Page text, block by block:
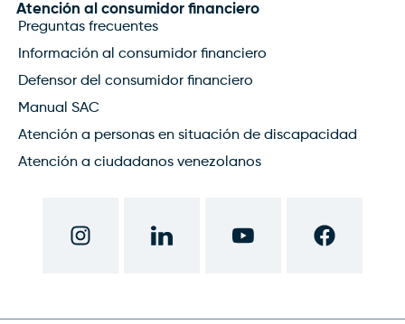
Atención al consumidor financiero
Preguntas frecuentes
Información al consumidor financiero
Defensor del consumidor financiero
Manual SAC
Atención a personas en situación de discapacidad
Atención a ciudadanos venezolanos